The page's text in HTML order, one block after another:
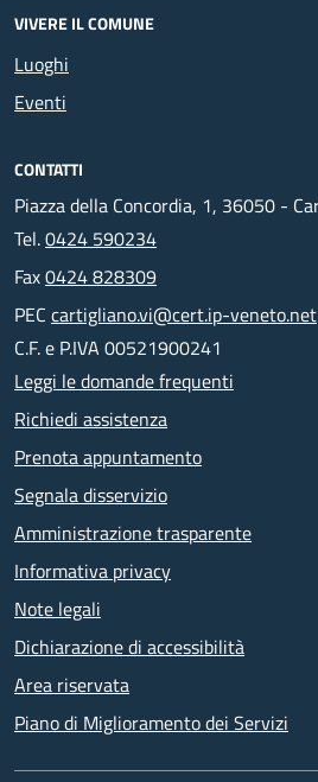
VIVERE IL COMUNE
Luoghi
Eventi
CONTATTI
Piazza della Concordia, 1, 36050 -
Tel.0424 590234
Fax0424 828309
PEC cartigliano.vi@cert.ip-veneto.net
C.F. e P.IVA 00521900241
Leggi le domande frequenti
Richiedi assistenza
Prenota appuntamento
Segnala disservizio
Amministrazione trasparente
Informativa privacy
Note legali
Dichiarazione di accessibilità
Area riservata
Piano di Miglioramento dei Servizi